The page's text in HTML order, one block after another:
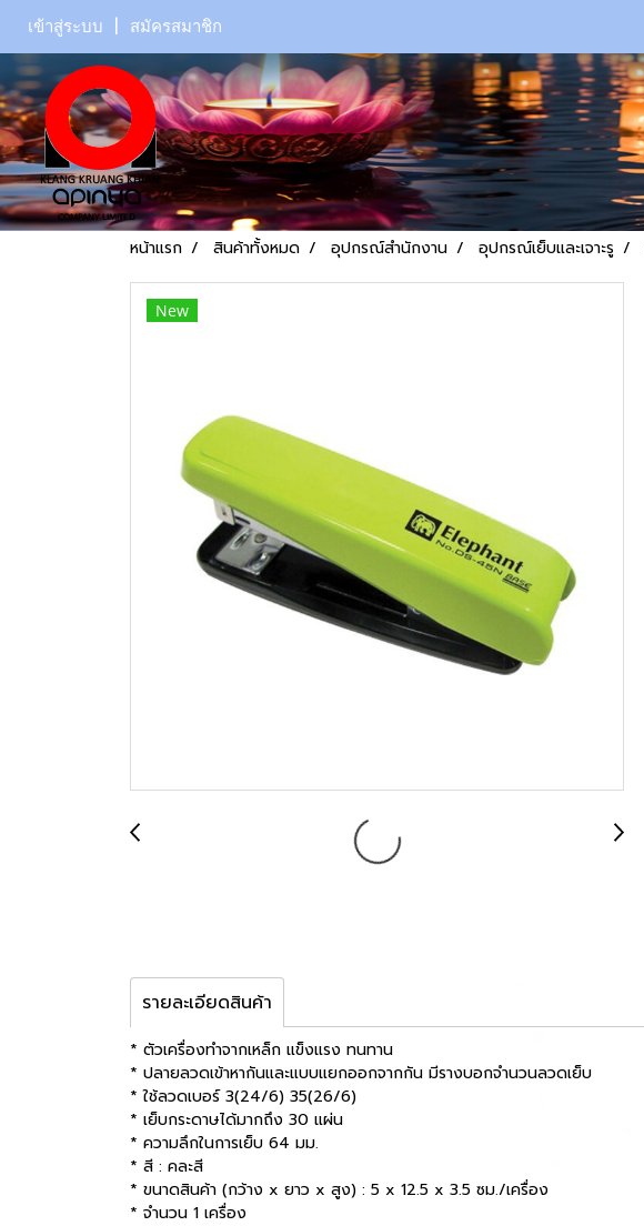
เข้าสู่ระบบ สมัครสมาชิก
หน้าแรก สินค้าทั้งหมด อุปกรณ์สำนักงาน อุปกรณ์เย็บและเจาะรู
New
รายละเอียดสินค้า
* ตัวเครื่องทำจากเหล็ก แข็งแรง ทนทาน
* ปลายลวดเข้าหากันและแบบแยกออกจากกัน มีรางบอกจำนวนลวดเย็บ
* ใช้ลวดเบอร์ 3(24/6) 35(26/6)
* เย็บกระดาษได้มากถึง 30 แผ่น
* ความลึกในการเย็บ 64 มม.
* สี : คละสี
* ขนาดสินค้า (กว้าง x ยาว x สูง) : 5 x 12.5 x 3.5 ซม./เครื่อง
* จำนวน 1 เครื่อง